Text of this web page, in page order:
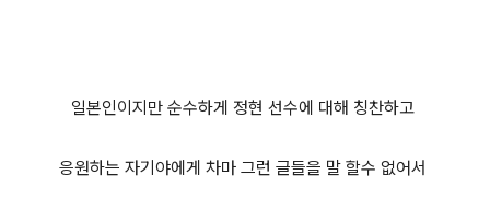
일본인이지만 순수하게 정현 선수에 대해 칭찬하고
응원하는 자기야에게 차마 그런 글들을 말 할수 없어서